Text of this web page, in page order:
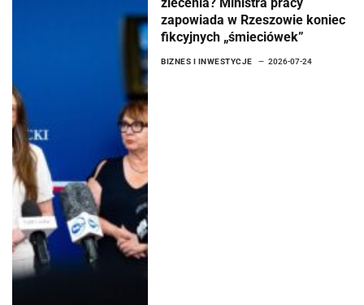
zlecenia? Ministra pracy
zapowiada w Rzeszowie koniec
fikcyjnych „śmieciówek”
BIZNES I INWESTYCJE 2026-07-24